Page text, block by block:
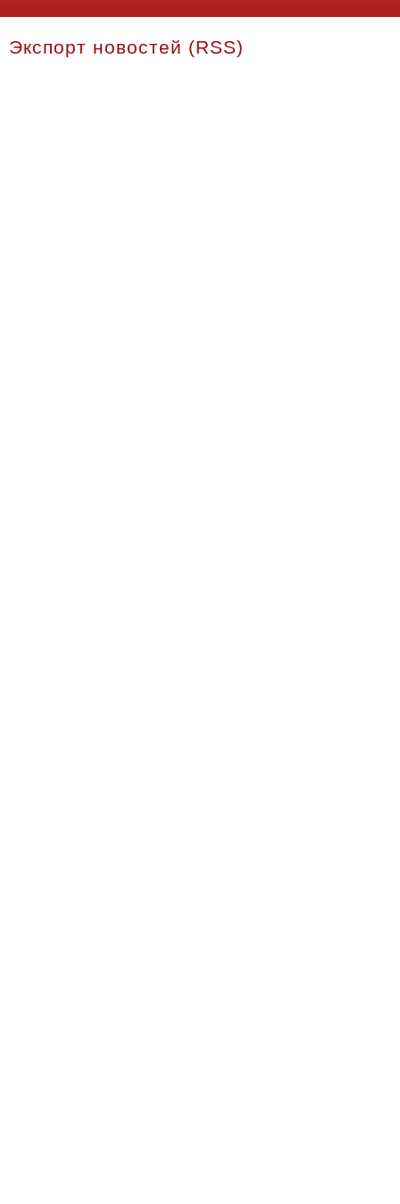
Экспорт новостей (RSS)